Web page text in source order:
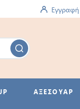
Εγγραφή
ΑΞΕΣΟΥΑΡ